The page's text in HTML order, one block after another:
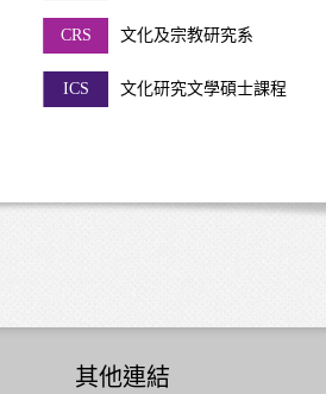
CRS 文化及宗教研究系
ICS 文化研究文學碩士課程
其他連結